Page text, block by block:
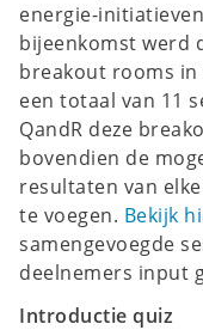
energie-
bijeenkomst werd
breakout rooms
een totaal van 11
QandR deze
bovendien de
resultaten van
te voegen. Bekijk
samengevoegde
deelnemers input
Introductie quiz